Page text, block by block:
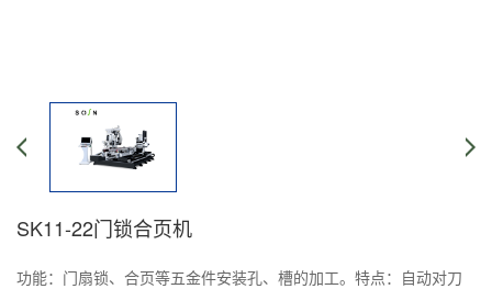
SK11-22门锁合页机
功能：门扇锁、合页等五金件安装孔、槽的加工。特点：自动对刀